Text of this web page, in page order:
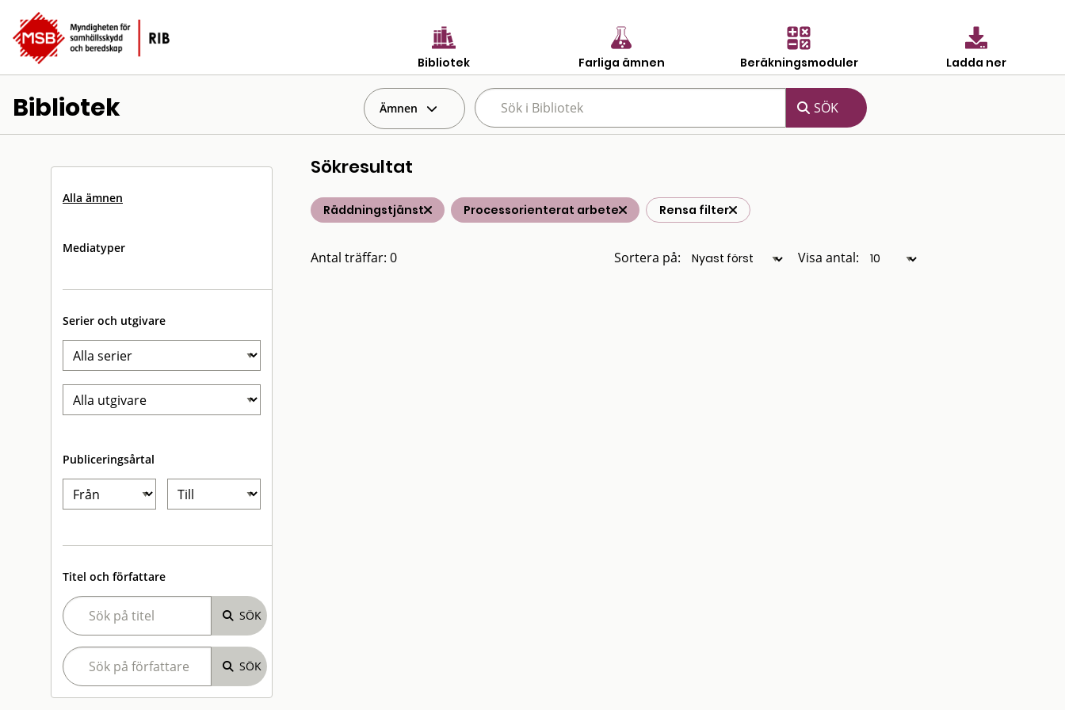
Bibliotek Farliga ämnen Beräkningsmoduler Ladda ner
Bibliotek Ämnen
Alla ämnen
Mediatyper
Serier och utgivare
Publiceringsårtal
Titel och författare
Sökresultat
Räddningstjänst Processorienterat arbete Rensa filter
Antal träffar: 0 Sortera på: Visa antal: